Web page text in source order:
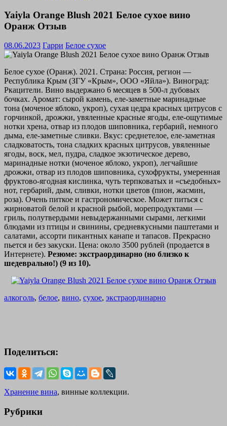
Yaiyla Orange Blush 2021 Белое сухое вино
Оранж Отзыв
08.06.2023 Гарри Белое сухое
Белое сухое (Оранж). 2021. Страна: Россия, регион —
Республика Крым (ЗГУ «Крым», ООО «Яйла»). Виноград:
Ркацители. Вино выдержано 6 месяцев в 500-л дубовых
бочках. Аромат: сырой камень, еле-заметные маринадные
тона (моченое яблоко, укроп), сухая цедра красных цитрусов с
горчинкой, дрожжи, увяленные красные ягоды, еле-ощутимые
нотки хрена, отвар из плодов шиповника, гербарий, немного
дыма, еле-заметные сливки. Вкус: среднетелое, еле-заметная
сладковатость, тона сладких красных цитрусов, увяленные
ягоды, воск, мел, пудра, сладкое экзотическое дерево,
маринадные нотки (моченое яблоко, укроп), легчайшие
дрожжи, отвар из плодов шиповника, сухофрукты, умеренная
фруктово-ягодная кислинка, чуть терпковатых и «съедобных»
нот, гербарий, дым, сливки, нотки цветов (пион, жасмин,
роза). Очень питкое и гастрономическое. Может питься с
жирноватой белой и красной рыбой, морепродуктами —
гриль, полутвердыми невыдержанными сырами, легкими
блюдами из птицы и свинины, средневкусными паштетами и
салатами, ассорти пикантных канапе и тапасов. Прекрасно
пьется и без закуски. Цена: около 3500 рублей (продается в
Интернете). Резюме: экстраординарно (но близко к
шедеврально!) (9 из 10).
алкоголь, белое, вино, сухое, экстраординарно
Поделиться:
Хранение вина, винные коллекции.
Рубрики